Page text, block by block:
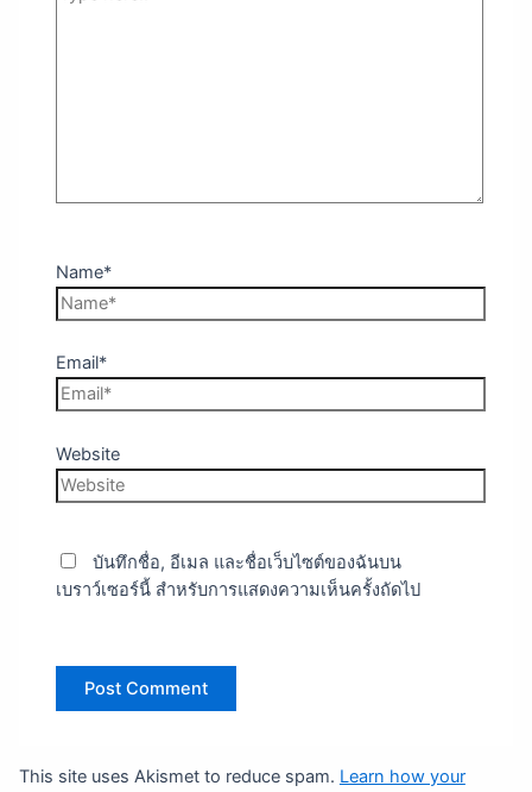
Name*
Email*
Website
บันทึกชื่อ, อีเมล และชื่อเว็บไซต์ของฉันบน
เบราว์เซอร์นี้ สำหรับการแสดงความเห็นครั้งถัดไป
This site uses Akismet to reduce spam. Learn how your